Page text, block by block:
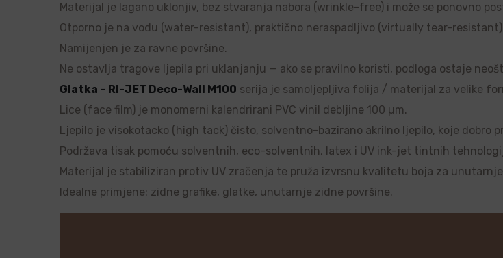
Materijal je lagano uklonjiv, bez stvaranja nabora (wrinkle-free) i može se ponovno
Otporno je na vodu (water-resistant), praktično neraspadljivo (virtually tear-resistant)
Namijenjen je za ravne površine.
Ne ostavlja tragove ljepila pri uklanjanju — ako se pravilno koristi, podloga ostaje
Glatka – RI-JET Deco-Wall M100 serija je samoljepljiva folija / materijal za velike
Lice (face film) je monomerni kalendrirani PVC vinil debljine 100 µm.
Ljepilo je visokotacko (high tack) čisto, solventno-bazirano akrilno ljepilo, koje dobro
Podržava tisak pomoću solventnih, eco-solventnih, latex i UV ink-jet tintnih
Materijal je stabiliziran protiv UV zračenja te pruža izvrsnu kvalitetu boja za
Idealne primjene: zidne grafike, glatke, unutarnje zidne površine.